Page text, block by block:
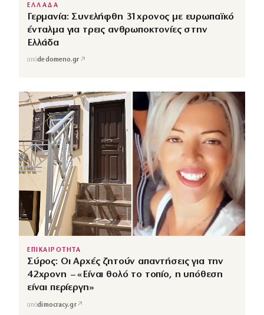
ΕΛΛΑΔΑ
Γερμανία: Συνελήφθη 31χρονος με ευρωπαϊκό
ένταλμα για τρεις ανθρωποκτονίες στην
Ελλάδα
απόdedomeno.gr ↗
ΕΠΙΚΑΙΡΟΤΗΤΑ
Σύρος: Οι Αρχές ζητούν απαντήσεις για την
42χρονη – «Είναι θολό το τοπίο, η υπόθεση
είναι περίεργη»
απόdimocracy.gr↗